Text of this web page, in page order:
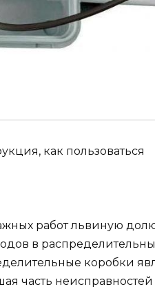
как пользоваться
работ львиную
в
коробки
часть